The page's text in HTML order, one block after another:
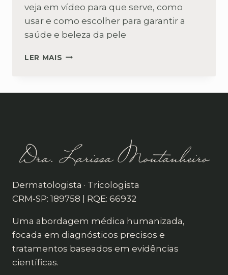
veja em vídeo para que serve, como
usar e como escolher para garantir a
saúde e beleza da pele
LER MAIS VÍDEO:
Dermatologista · Tricologista
CRM-SP: 189758 | RQE: 66932
Uma abordagem médica humanizada,
focada em diagnósticos precisos e
tratamentos baseados em evidências
científicas.